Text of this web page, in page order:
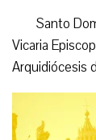
Santo
Vicaria
Arquidiócesis